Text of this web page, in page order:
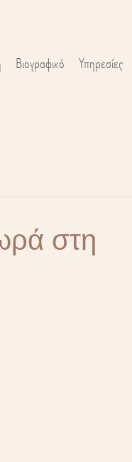
Βιογραφικό Υπηρεσίες
στη